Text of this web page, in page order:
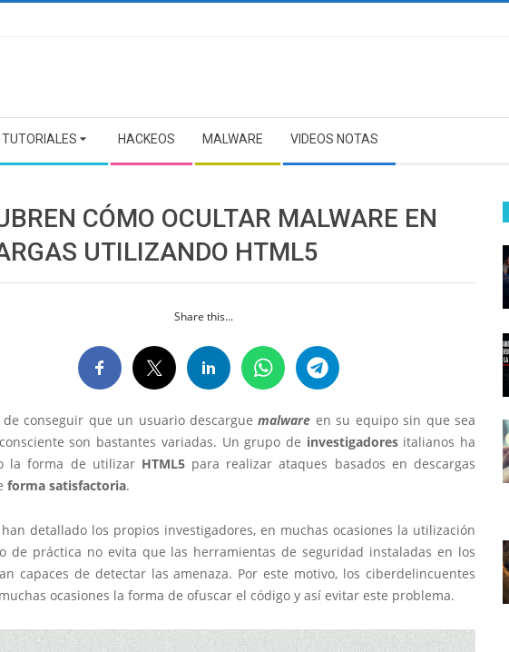
TUTORIALES HACKEOS MALWARE VIDEOS NOTAS
CÓMO OCULTAR MALWARE EN
UTILIZANDO HTML5
Share this...
de conseguir que un usuario descarguemalware en su equipo sin que sea
son bastantes variadas. Un grupo de investigadoresitalianos ha
la forma de utilizar HTML5para realizar ataques basados en descargas
forma satisfactoria.
detallado los propios investigadores, en muchas ocasiones la utilización
de práctica no evita que las herramientas de seguridad instaladas en los
capaces de detectar las amenaza. Por este motivo, los ciberdelincuentes
ocasiones la forma de ofuscar el código y así evitar este problema.